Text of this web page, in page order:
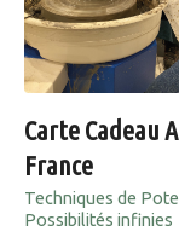
Carte Cadeau
France
Techniques de
Possibilités infinies